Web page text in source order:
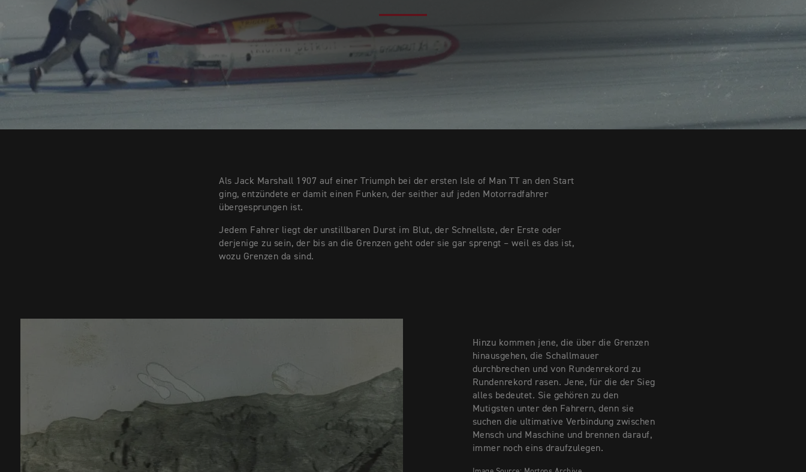
Als Jack Marshall 1907 auf einer Triumph bei der ersten Isle of Man TT an den Start
ging, entzündete er damit einen Funken, der seither auf jeden Motorradfahrer
übergesprungen ist.
Jedem Fahrer liegt der unstillbaren Durst im Blut, der Schnellste, der Erste oder
derjenige zu sein, der bis an die Grenzen geht oder sie gar sprengt – weil es das ist,
wozu Grenzen da sind.
Hinzu kommen jene, die über die Grenzen
hinausgehen, die Schallmauer
durchbrechen und von Rundenrekord zu
Rundenrekord rasen. Jene, für die der Sieg
alles bedeutet. Sie gehören zu den
Mutigsten unter den Fahrern, denn sie
suchen die ultimative Verbindung zwischen
Mensch und Maschine und brennen darauf,
immer noch eins draufzulegen.